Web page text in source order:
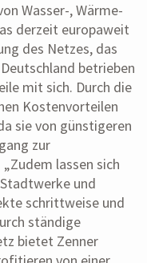
Wasser-, Wärme-
derzeit europaweit
des Netzes, das
betrieben
mit sich. Durch die
Kostenvorteilen
sie von günstigeren
zur
lassen sich
und
schrittweise und
ständige
bietet Zenner